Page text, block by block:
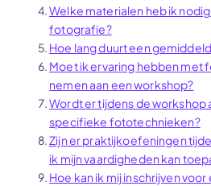
Welke materialen heb ik
fotografie?
Hoe lang duurt een
Moet ik ervaring hebben met
nemen aan een workshop?
Wordt er tijdens de workshop
specifieke fototechnieken?
Zijn er praktijkoefeningen
ik mijn vaardigheden kan
Hoe kan ik mij inschrijven